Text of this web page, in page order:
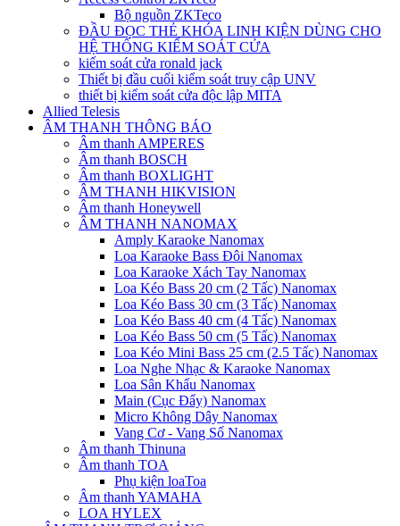
Bộ nguồn ZKTeco
ĐẦU ĐỌC THẺ KHÓA LINH KIỆN DÙNG CHO
HỆ THỐNG KIỂM SOÁT CỬA
kiếm soát cửa ronald jack
Thiết bị đầu cuối kiểm soát truy cập UNV
thiết bị kiểm soát cửa độc lập MITA
Allied Telesis
ÂM THANH THÔNG BÁO
Âm thanh AMPERES
Âm thanh BOSCH
Âm thanh BOXLIGHT
ÂM THANH HIKVISION
Âm thanh Honeywell
ÂM THANH NANOMAX
Amply Karaoke Nanomax
Loa Karaoke Bass Đôi Nanomax
Loa Karaoke Xách Tay Nanomax
Loa Kéo Bass 20 cm (2 Tấc) Nanomax
Loa Kéo Bass 30 cm (3 Tấc) Nanomax
Loa Kéo Bass 40 cm (4 Tấc) Nanomax
Loa Kéo Bass 50 cm (5 Tấc) Nanomax
Loa Kéo Mini Bass 25 cm (2.5 Tấc) Nanomax
Loa Nghe Nhạc & Karaoke Nanomax
Loa Sân Khấu Nanomax
Main (Cục Đẩy) Nanomax
Micro Không Dây Nanomax
Vang Cơ - Vang Số Nanomax
Âm thanh Thinuna
Âm thanh TOA
Phụ kiện loaToa
Âm thanh YAMAHA
LOA HYLEX